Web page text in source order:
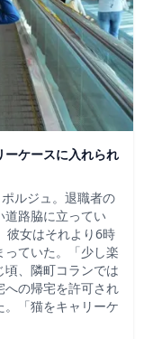
ーケースに入れられ
ルジュ。退職者の
道路脇に立ってい
彼女はそれより6時
ていた。「少し楽
、隣町コランでは
への帰宅を許可され
「猫をキャリーケ